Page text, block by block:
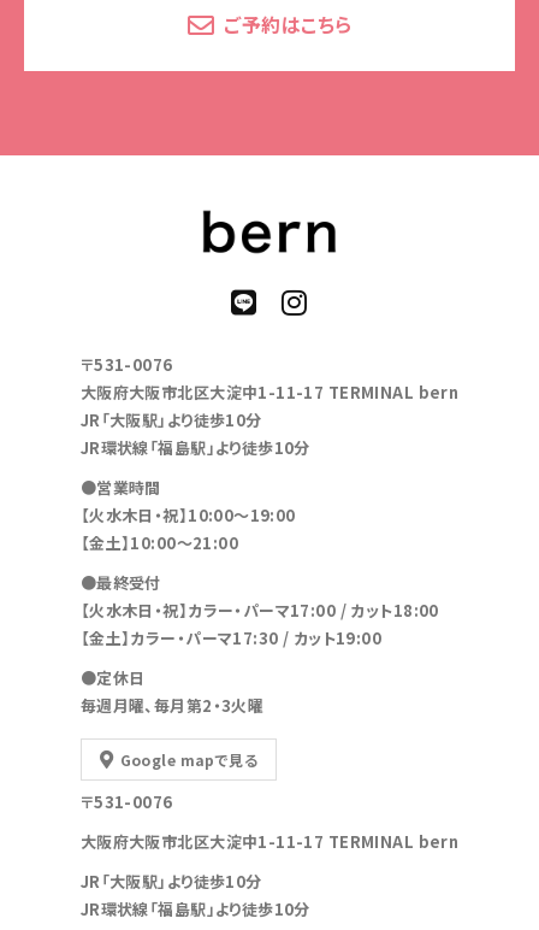
ご予約はこちら
〒531-0076
大阪府大阪市北区大淀中1-11-17 TERMINAL bern
JR「大阪駅」より徒歩10分
JR環状線「福島駅」より徒歩10分
●営業時間
【火水木日・祝】10:00～19:00
【金土】10:00〜21:00
●最終受付
【火水木日・祝】カラー・パーマ17:00 / カット18:00
【金土】カラー・パーマ17:30 / カット19:00
●定休日
毎週月曜、毎月第2・3火曜
Google mapで見る
〒531-0076
大阪府大阪市北区大淀中1-11-17 TERMINAL bern
JR「大阪駅」より徒歩10分
JR環状線「福島駅」より徒歩10分